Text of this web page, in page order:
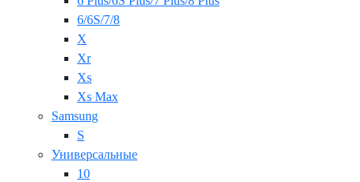
6/6S/7/8
X
Xr
Xs
Xs Max
Samsung
S
Универсальные
10